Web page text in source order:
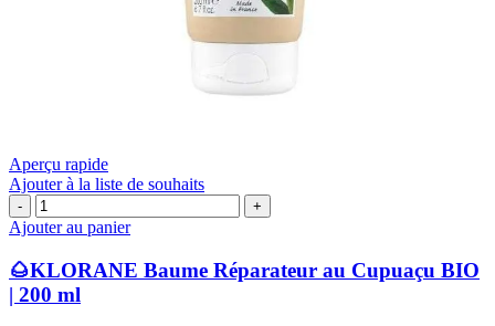
Aperçu rapide
Ajouter à la liste de souhaits
quantité
de
KLORANE
Baume
Réparateur
Ajouter au panier
🌰KLORANE Baume Réparateur au Cupuaçu BIO
| 200 ml